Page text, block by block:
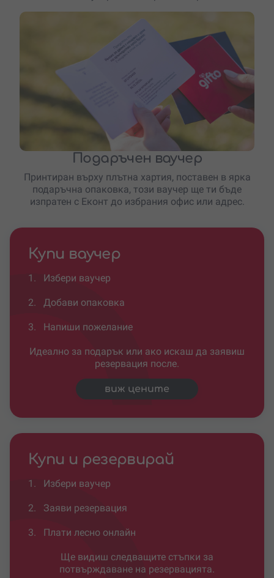
Подаръчен ваучер
Принтиран върху плътна хартия, поставен в ярка
подаръчна опаковка, този ваучер ще ти бъде
изпратен с Еконт до избрания офис или адрес.
Купи ваучер
1. Избери ваучер
2. Добави опаковка
3. Напиши пожелание
Идеално за подарък или ако искаш да заявиш
резервация после.
виж цените
Купи и резервирай
1. Избери ваучер
2. Заяви резервация
3. Плати лесно онлайн
Ще видиш следващите стъпки за
потвърждаване на резервацията.